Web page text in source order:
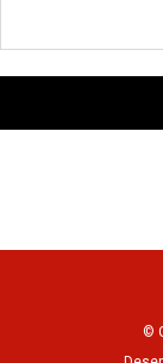
©